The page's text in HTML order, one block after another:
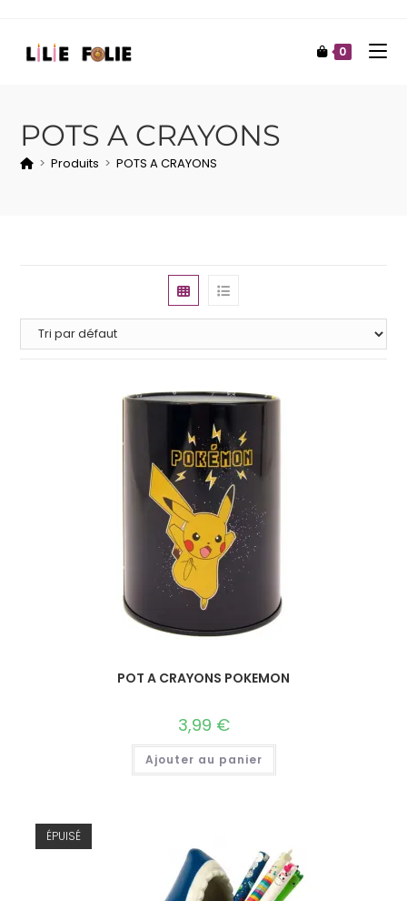
0
POTS A CRAYONS
> Produits > POTS A CRAYONS
POT A CRAYONS POKEMON
3,99 €
Ajouter au panier
ÉPUISÉ